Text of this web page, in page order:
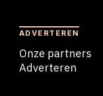
ADVERTEREN
Onze partners
Adverteren